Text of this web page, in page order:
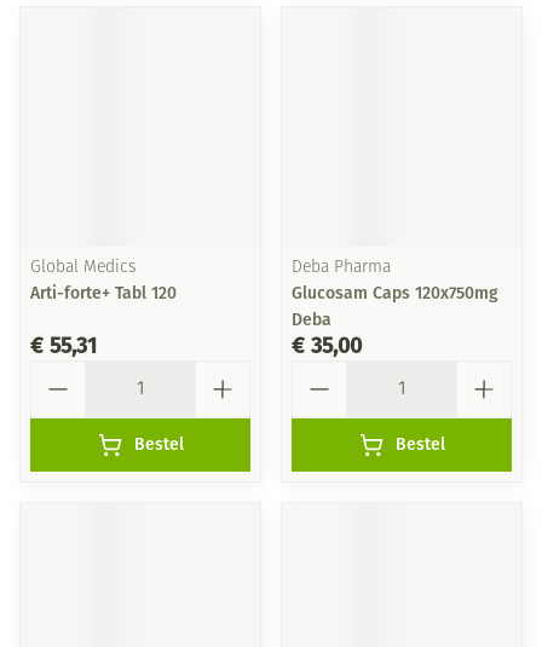
Global Medics
Arti-forte+ Tabl 120
€ 55,31
Bestel
Deba Pharma
Glucosam Caps 120x750mg
Deba
€ 35,00
Bestel